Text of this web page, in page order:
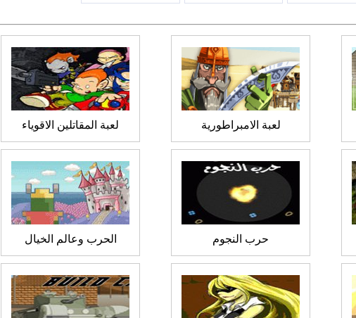
لعبة الامبراطورية لعبة المقاتلين الاقوياء
حرب النجوم الحرب وعالم الخيال